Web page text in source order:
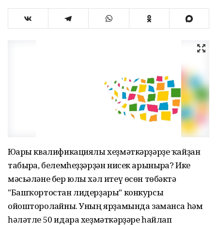
Юғары квалификациялы хеҙмәткәрҙәрҙе ҡайҙан
табырға, белемһеҙҙәрҙән нисек арынырға? Ике
мәсьәләне бер юлы хәл итеү өсөн төбәктә
"Башҡортостан лидерҙары" конкурсы
ойошторолғайны. Уның ярҙамында заманса һәм
һәләтле 50 идара хеҙмәткәрҙәре һайлап